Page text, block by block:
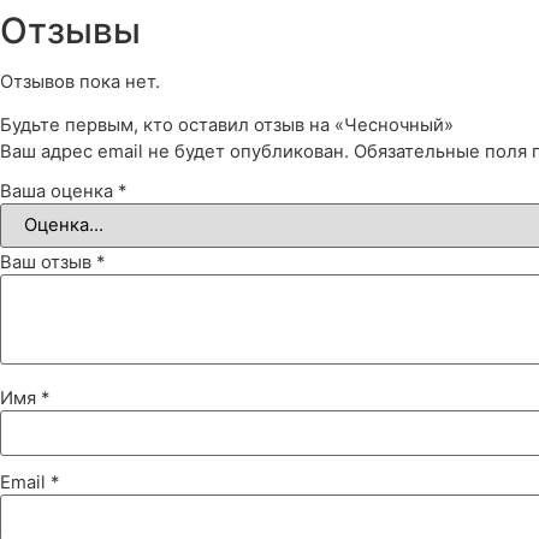
Отзывы
Отзывов пока нет.
Будьте первым, кто оставил отзыв на «Чесночный»
Ваш адрес email не будет опубликован. Обязательные поля
Ваша оценка *
Ваш отзыв *
Имя *
Email *